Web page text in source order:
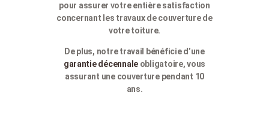
pour assurer votre entière satisfaction
concernant les travaux de couverture de
votre toiture.
De plus, notre travail bénéficie d’une
garantie décennale obligatoire, vous
assurant une couverture pendant 10
ans.